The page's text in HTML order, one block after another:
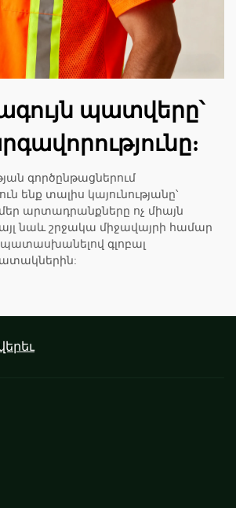
պատվերը՝
գործընթացներում
ենք տալիս կայունությանը՝
արտադրանքները ոչ միայն
նաև շրջակա միջավայրի համար
գլոբալ